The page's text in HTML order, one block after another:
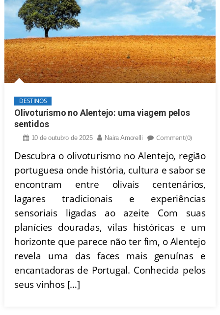
DESTINOS
Olivoturismo no Alentejo: uma viagem pelos
sentidos
10 de outubro de 2025 Naira Amorelli Comment(0)
Descubra o olivoturismo no Alentejo, região
portuguesa onde história, cultura e sabor se
encontram entre olivais centenários,
lagares tradicionais e experiências
sensoriais ligadas ao azeite Com suas
planícies douradas, vilas históricas e um
horizonte que parece não ter fim, o Alentejo
revela uma das faces mais genuínas e
encantadoras de Portugal. Conhecida pelos
seus vinhos […]